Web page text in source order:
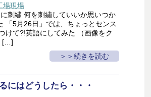
場現場
刺繡 何を刺繡していいか思いつか
「5月26日」では、ちょっとセンス
けて?!英語にしてみた （画像をク
[…]
＞続きを読む
にはどうしたら・・・